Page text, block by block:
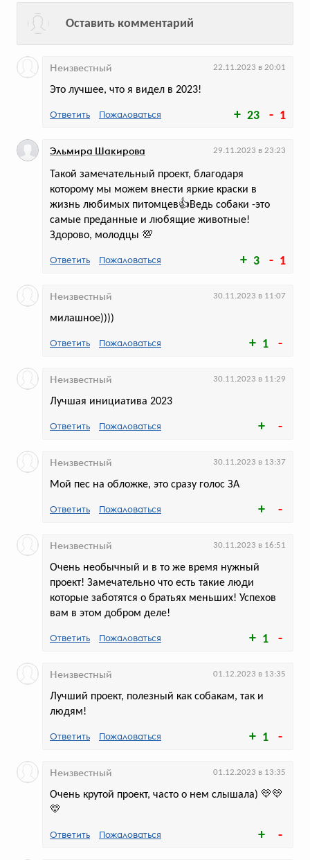
Оставить комментарий
23 1
Это лучшее, что я видел в 2023!
Неизвестный 22.11.2023 в 20:01
Ответить Пожаловаться
3 1
Такой замечательный проект, благодаря
которому мы можем внести яркие краски в
жизнь любимых питомцев👍Ведь собаки -это
самые преданные и любящие животные!
Здорово, молодцы 💯
Эльмира Шакирова 29.11.2023 в 23:23
Ответить Пожаловаться
1
милашное))))
Неизвестный 30.11.2023 в 11:07
Ответить Пожаловаться
Лучшая инициатива 2023
Неизвестный 30.11.2023 в 11:29
Ответить Пожаловаться
Мой пес на обложке, это сразу голос ЗА
Неизвестный 30.11.2023 в 13:37
Ответить Пожаловаться
1
Очень необычный и в то же время нужный
проект! Замечательно что есть такие люди
которые заботятся о братьях меньших! Успехов
вам в этом добром деле!
Неизвестный 30.11.2023 в 16:51
Ответить Пожаловаться
1
Лучший проект, полезный как собакам, так и
людям!
Неизвестный 01.12.2023 в 13:35
Ответить Пожаловаться
Очень крутой проект, часто о нем слышала) 💛💛
💛
Неизвестный 01.12.2023 в 13:35
Ответить Пожаловаться
Самые длинные классики
Проект приурочен ко Дню защиты детей
голосов:
сменить фамилию, имя
и отчество
Общий охват истории за три месяца
голосов:211
Детские поделки сменили фото
«Кухня на районе»
Специальная подборка еды приурочена
ко Дню защиты детей